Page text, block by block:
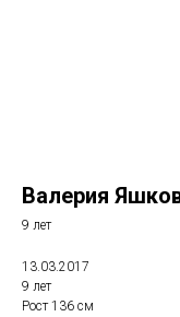
Валерия
9 лет
13.03.2017
9 лет
Рост 136 см